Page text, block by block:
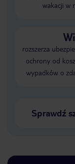
wakacji w
rozszerza
ochrony od
wypadków o
Sprawdź